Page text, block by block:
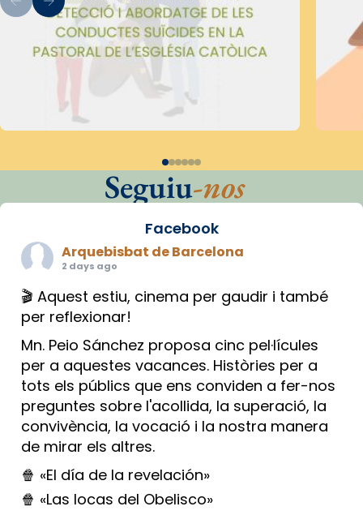
Seguiu-nos
Facebook
Arquebisbat de Barcelona
2 days ago
🎬 Aquest estiu, cinema per gaudir i també
per reflexionar!
Mn. Peio Sánchez proposa cinc pel·lícules
per a aquestes vacances. Històries per a
tots els públics que ens conviden a fer-nos
preguntes sobre l'acollida, la superació, la
convivència, la vocació i la nostra manera
de mirar els altres.
🍿 «El día de la revelación»
🍿 «Las locas del Obelisco»